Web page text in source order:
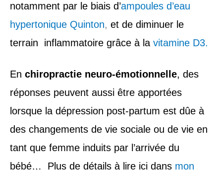
notamment par le biais d’ampoules d’eau
hypertonique Quinton, et de diminuer le
terrain inflammatoire grâce à la vitamine D3.
En chiropractie neuro-émotionnelle, des
réponses peuvent aussi être apportées
lorsque la dépression post-partum est dûe à
des changements de vie sociale ou de vie en
tant que femme induits par l’arrivée du
bébé… Plus de détails à lire ici dans mon